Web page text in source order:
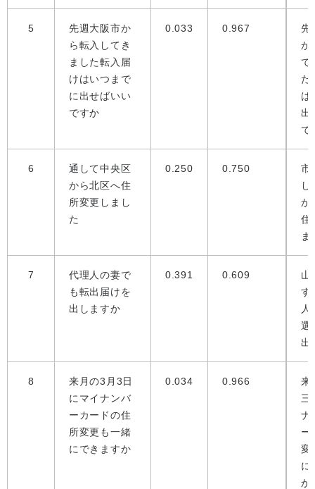
5
先週大阪市か
ら転入してき
ました転入届
けはいつまで
に出せばいい
ですか
0.033 0.967
先
か
て
た
は
出
で
6
通して中央区
から北区へ住
所変更しまし
た
0.250 0.750
市
し
か
住
ま
7
代理人の妻で
も転出届けを
出しますか
0.391 0.609
山
す
人
選
出
8
来月の3月3日
にマイナンバ
ーカードの住
所変更も一緒
にできますか
0.034 0.966
来
三
ナ
ー
変
に
か